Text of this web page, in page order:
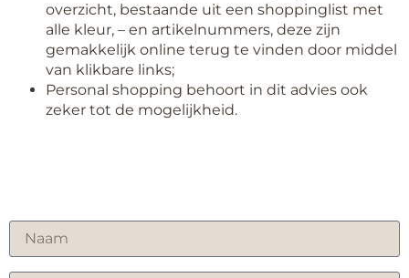
overzicht, bestaande uit een shoppinglist met
alle kleur, – en artikelnummers, deze zijn
gemakkelijk online terug te vinden door middel
van klikbare links;
Personal shopping behoort in dit advies ook
zeker tot de mogelijkheid.